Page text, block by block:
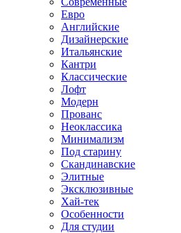
Евро
Английские
Дизайнерские
Итальянские
Кантри
Классические
Лофт
Модерн
Прованс
Неоклассика
Минимализм
Под старину
Скандинавские
Элитные
Эксклюзивные
Хай-тек
Особенности
Для студии